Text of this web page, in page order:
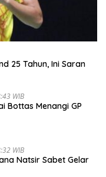
25 Tahun, Ini Saran
WIB
Bottas Menangi GP
WIB
Natsir Sabet Gelar